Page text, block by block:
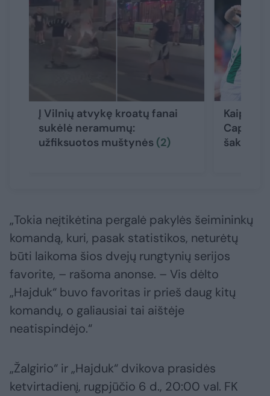
Į Vilnių atvykę kroatų fanai
sukėlė neramumų:
užfiksuotos muštynės (2)
Kaip
Capans
šaknų
„Tokia neįtikėtina pergalė pakylės šeimininkų
komandą, kuri, pasak statistikos, neturėtų
būti laikoma šios dvejų rungtynių serijos
favorite, – rašoma anonse. – Vis dėlto
„Hajduk“ buvo favoritas ir prieš daug kitų
komandų, o galiausiai tai aištėje
neatispindėjo.“
„Žalgirio“ ir „Hajduk“ dvikova prasidės
ketvirtadienį, rugpjūčio 6 d., 20:00 val. FK